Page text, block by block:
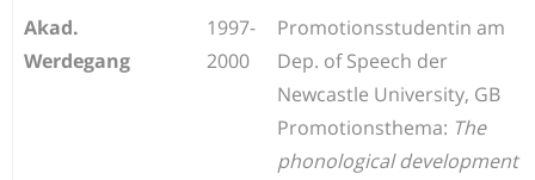
Akad.
Werdegang
1997-
2000
Promotionsstudentin am
Dep. of Speech der
Newcastle University, GB
Promotionsthema: The
phonological development